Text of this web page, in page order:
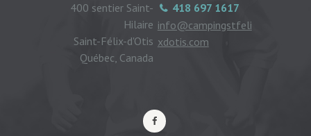
418 697 1617
info@campingstfeli
xdotis.com
400 sentier Saint-
Hilaire
Saint-Félix-d'Otis
Québec, Canada